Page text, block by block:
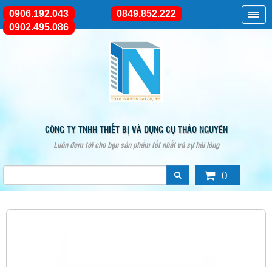
CÔNG TY TNHH THIẾT BỊ VÀ DỤNG CỤ THẢO NGUYÊN
Luôn đem tới cho bạn sản phẩm tốt nhất và sự hài lòng
0906.192.043
0849.852.222
0902.495.086
0